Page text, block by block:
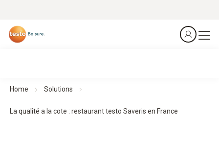
Home Solutions
La qualité a la cote : restaurant testo Saveris en France